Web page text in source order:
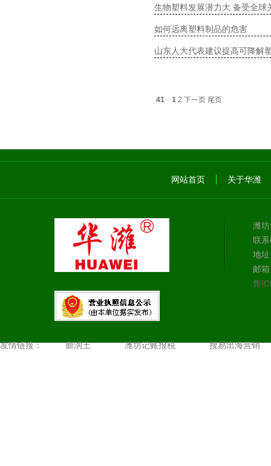
生物塑料发展潜力大 备受全球
如何远离塑料制品的危害
山东人大代表建议提高可降解
41 1 2 下一页 尾页
网站首页 关于华潍
潍
联
地
邮
鲁
友情链接： 膨润土 潍坊记账报税 搜易出海营销